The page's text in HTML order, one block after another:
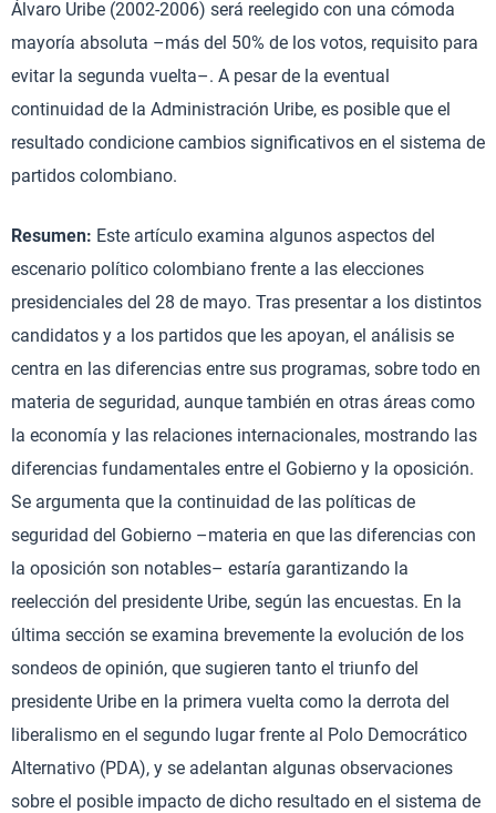
Álvaro Uribe (2002-2006) será reelegido con una cómoda
mayoría absoluta –más del 50% de los votos, requisito para
evitar la segunda vuelta–. A pesar de la eventual
continuidad de la Administración Uribe, es posible que el
resultado condicione cambios significativos en el sistema de
partidos colombiano.
Resumen: Este artículo examina algunos aspectos del
escenario político colombiano frente a las elecciones
presidenciales del 28 de mayo. Tras presentar a los distintos
candidatos y a los partidos que les apoyan, el análisis se
centra en las diferencias entre sus programas, sobre todo en
materia de seguridad, aunque también en otras áreas como
la economía y las relaciones internacionales, mostrando las
diferencias fundamentales entre el Gobierno y la oposición.
Se argumenta que la continuidad de las políticas de
seguridad del Gobierno –materia en que las diferencias con
la oposición son notables– estaría garantizando la
reelección del presidente Uribe, según las encuestas. En la
última sección se examina brevemente la evolución de los
sondeos de opinión, que sugieren tanto el triunfo del
presidente Uribe en la primera vuelta como la derrota del
liberalismo en el segundo lugar frente al Polo Democrático
Alternativo (PDA), y se adelantan algunas observaciones
sobre el posible impacto de dicho resultado en el sistema de